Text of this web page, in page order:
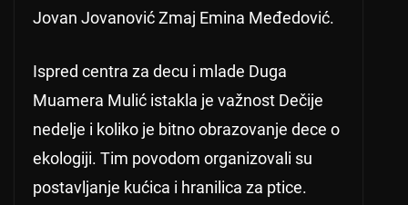
Jovan Jovanović Zmaj Emina Međedović.
Ispred centra za decu i mlade Duga
Muamera Mulić istakla je važnost Dečije
nedelje i koliko je bitno obrazovanje dece o
ekologiji. Tim povodom organizovali su
postavljanje kućica i hranilica za ptice.